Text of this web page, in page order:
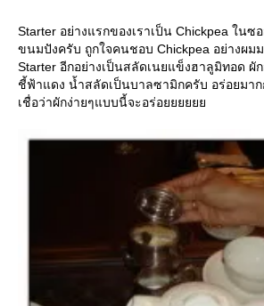
Starter อย่างแรกของเราเป็น Chickpea ในซ
ขนมปังครับ ถูกใจคนชอบ Chickpea อย่างผม
Starter อีกอย่างเป็นสลัดเนยแข็งฮาลูมิทอด ผั
ชี้ฟ้าแดง น้ำสลัดเป็นบาลซามิกครับ อร่อยมา
เชื่อว่าผักง่ายๆแบบนี้จะอร่อ